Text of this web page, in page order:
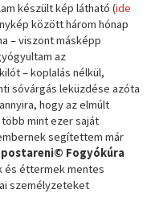
készült kép látható (ide
között három hónap
– viszont másképp
az
– koplalás nélkül,
sóvárgás leküzdése azóta
hogy az elmúlt
mint ezer saját
segítettem már
postareni© Fogyókúra
és éttermek mentes
személyzeteket